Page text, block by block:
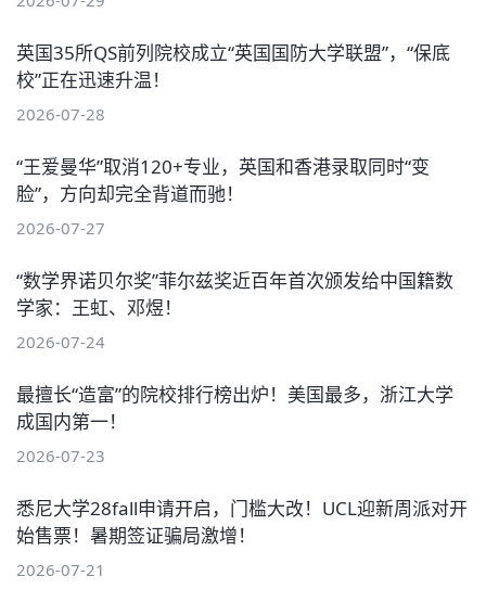
英国35所QS前列院校成立“英国国防大学联盟”，“保底
校”正在迅速升温！
2026-07-28
“王爱曼华”取消120+专业，英国和香港录取同时“变
脸”，方向却完全背道而驰！
2026-07-27
“数学界诺贝尔奖”菲尔兹奖近百年首次颁发给中国籍数
学家：王虹、邓煜！
2026-07-24
最擅长“造富”的院校排行榜出炉！美国最多，浙江大学
成国内第一！
2026-07-23
悉尼大学28fall申请开启，门槛大改！UCL迎新周派对开
始售票！暑期签证骗局激增！
2026-07-21